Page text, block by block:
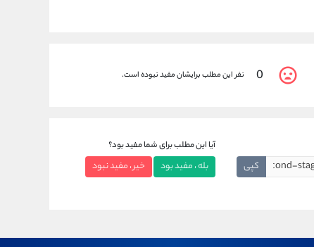
0 نفر این مطلب برایشان مفید نبوده است.
کپی
آیا این مطلب برای شما مفید بود؟
بله ، مفید بود خیر ، مفید نبود